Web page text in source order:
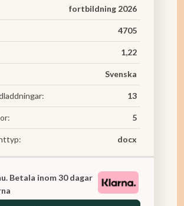
fortbildning 2026
4705
1,22
Svenska
13
5
docx
Betala inom 30 dagar